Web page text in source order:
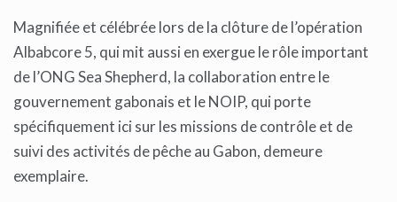
Magnifiée et célébrée lors de la clôture de l’opération
Albabcore 5, qui mit aussi en exergue le rôle important
de l’ONG Sea Shepherd, la collaboration entre le
gouvernement gabonais et le NOIP, qui porte
spécifiquement ici sur les missions de contrôle et de
suivi des activités de pêche au Gabon, demeure
exemplaire.